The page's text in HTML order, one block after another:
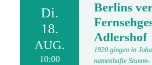
Di.
18.
AUG.
10:00
Berlins
Adlershof
1920 gingen in
namenhafte